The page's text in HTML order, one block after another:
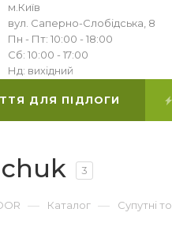
м.Київ
вул. Саперно-Слобідська, 8
Пн - Пт: 10:00 - 18:00
Сб: 10:00 - 17:00
Нд: вихідний
ДЛЯ ПІДЛОГИ
3
— Каталог — Супутні